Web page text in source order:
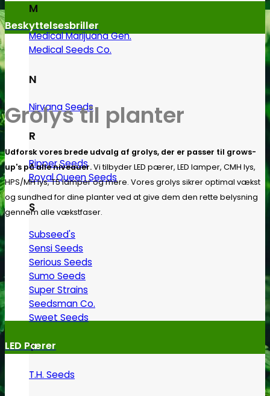
M
Medical Marijuana Gen.
Medical Seeds Co.
N
Nirvana Seeds
R
Ripper Seeds
Royal Queen Seeds
S
Subseed's
Sensi Seeds
Serious Seeds
Sumo Seeds
Super Strains
Seedsman Co.
Sweet Seeds
T
T.H. Seeds
Beskyttelsesbriller
Grolys til planter
Udforsk vores brede udvalg af grolys, der er passer til grows-
up's på alle niveauer.Vi tilbyder LED pærer, LED lamper, CMH lys,
HPS/MH lys, T5 lamper og mere. Vores grolys sikrer optimal vækst
og sundhed for dine planter ved at give dem den rette belysning
gennem alle vækstfaser.
LED Pærer